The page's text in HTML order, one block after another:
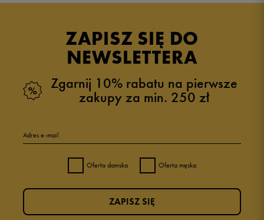
ZAPISZ SIĘ DO
NEWSLETTERA
Zgarnij 10% rabatu na pierwsze
zakupy za min. 250 zł
Adres e-mail
Oferta damska Oferta męska
ZAPISZ SIĘ